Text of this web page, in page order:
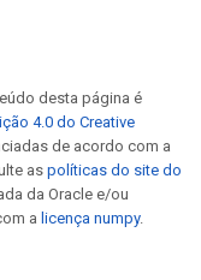
desta página é
4.0 do Creative
de acordo com a
aspolíticas do site do
da Oracle e/ou
a licença numpy.